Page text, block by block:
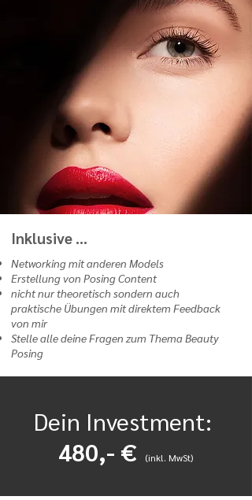
Inklusive ...
Networking mit anderen Models
Erstellung von Posing Content
nicht nur theoretisch sondern auch
praktische Übungen mit direktem Feedback
von mir
Stelle alle deine Fragen zum Thema Beauty
Posing
Dein Investment:
480,- €
(inkl. MwSt)